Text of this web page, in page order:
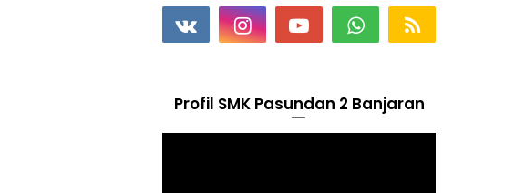
Profil SMK Pasundan 2 Banjaran